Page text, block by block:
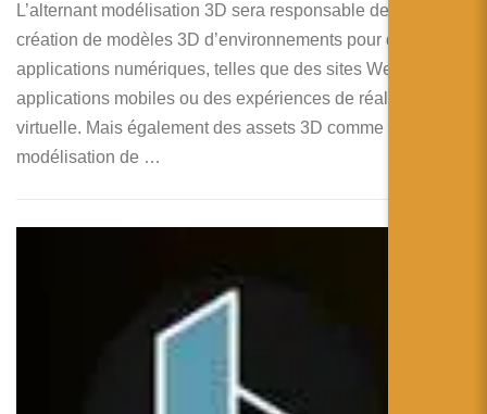
L’alternant modélisation 3D sera responsable de la
création de modèles 3D d’environnements pour des
applications numériques, telles que des sites Web, des
applications mobiles ou des expériences de réalité
virtuelle. Mais également des assets 3D comme de la
modélisation de …